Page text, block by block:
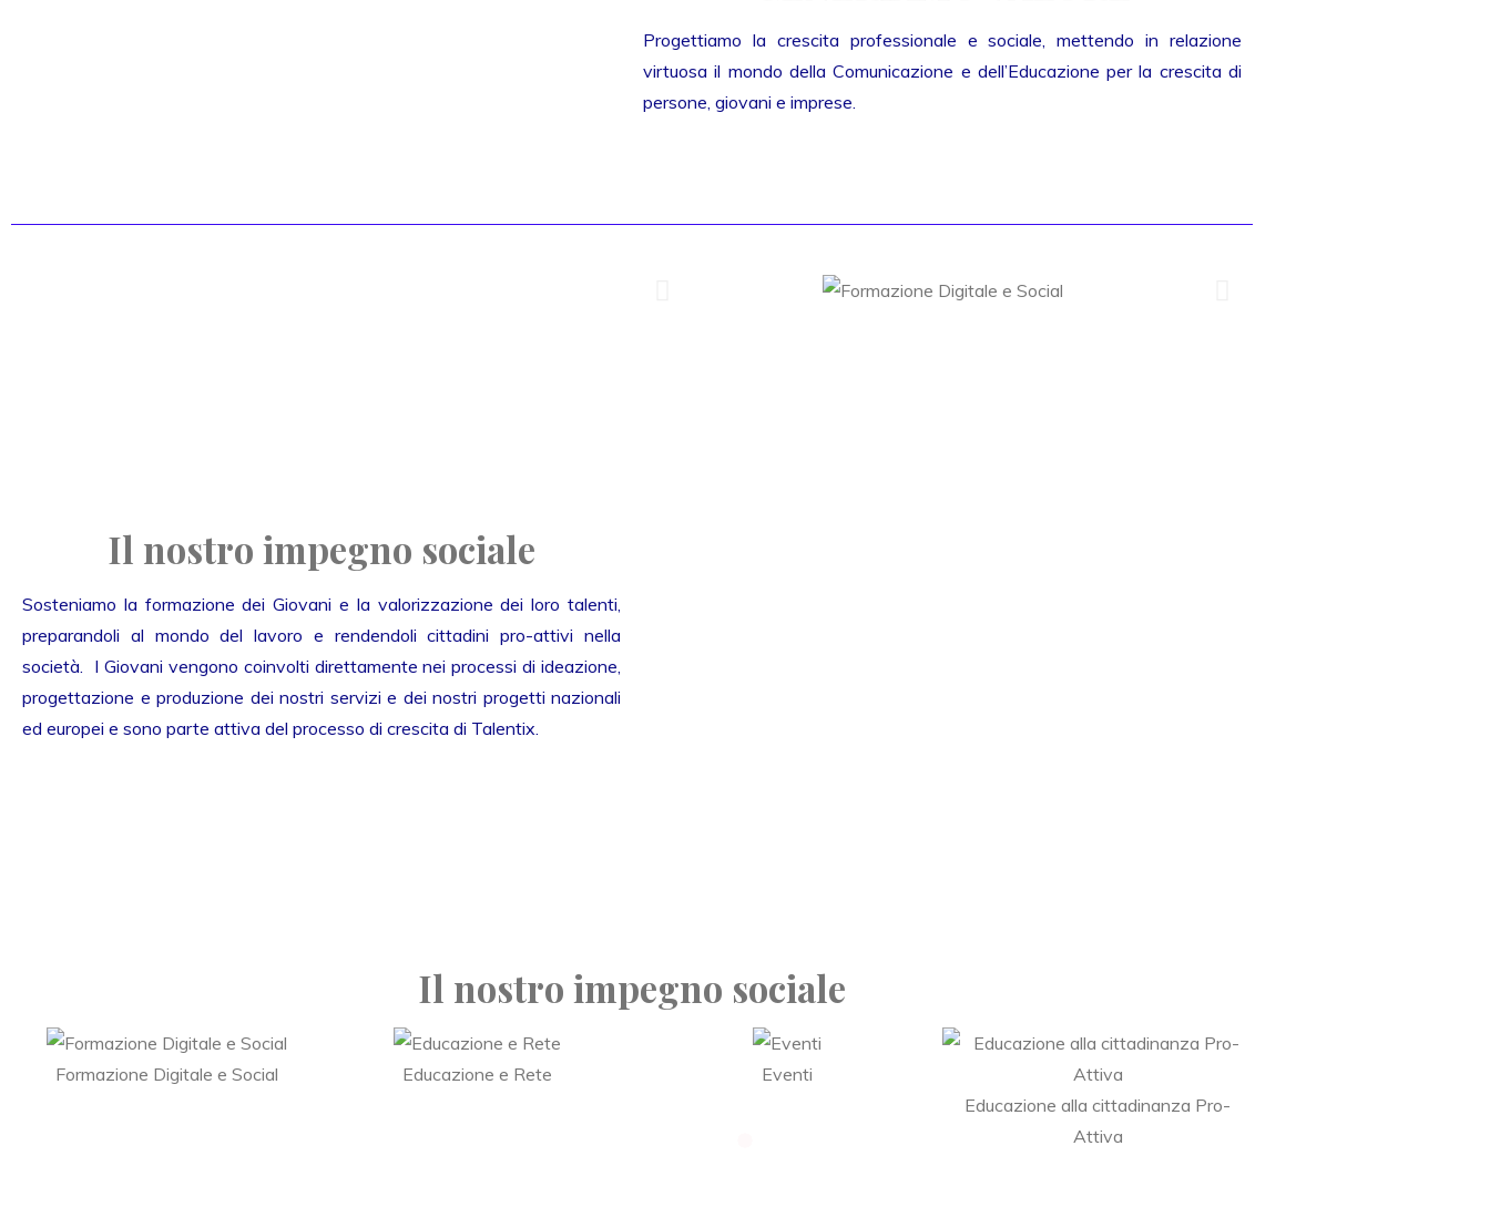
Progettiamo la crescita professionale e sociale, mettendo in relazione
virtuosa il mondo della Comunicazione e dell’Educazione per la crescita di
persone, giovani e imprese.
Il nostro impegno sociale
Sosteniamo la formazione dei Giovani e la valorizzazione dei loro talenti,
preparandoli al mondo del lavoro e rendendoli cittadini pro-attivi nella
società. I Giovani vengono coinvolti direttamente nei processi di ideazione,
progettazione e produzione dei nostri servizi e dei nostri progetti nazionali
ed europei e sono parte attiva del processo di crescita di Talentix.
Il nostro impegno sociale
Formazione Digitale e Social Educazione e Rete
Eventi
Educazione alla cittadinanza Pro-
Attiva